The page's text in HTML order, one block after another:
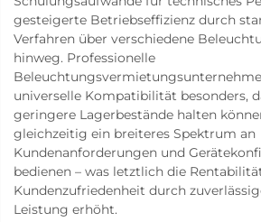
gesteigerte Betriebseffizienz durch
Verfahren über verschiedene
hinweg. Professionelle
universelle Kompatibilität besonders,
geringere Lagerbestände halten
gleichzeitig ein breiteres Spektrum an
Kundenanforderungen und
bedienen – was letztlich die
Kundenzufriedenheit durch
Leistung erhöht.